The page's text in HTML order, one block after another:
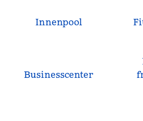
Innenpool
Business­center